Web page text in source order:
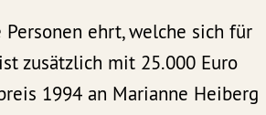
ehrt, welche sich für
zusätzlich mit 25.000 Euro
1994 an Marianne Heiberg